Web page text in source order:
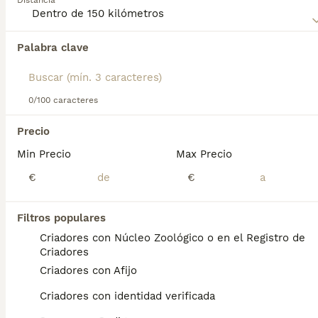
Palabra clave
0/100 caracteres
Precio
Min Precio
€
Max Precio
€
Filtros populares
Criadores con Núcleo Zoológico o en el Registro de
Criadores
Criadores con Afijo
Criadores con identidad verificada
Coated Wheaten Terrier
para obtener información sobre
Encontramos 0 Irish Soft Coated Wheaten
Granada.
Si deseas exactamente esta búsqueda guarda tu
¿Cómo es el carácter del
Soft Coated Wheaten
Terrier?